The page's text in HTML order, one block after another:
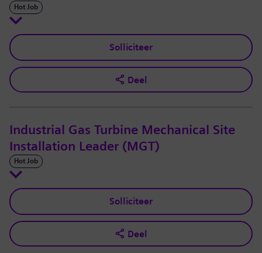
Hot Job
Solliciteer
Deel
Industrial Gas Turbine Mechanical Site
Installation Leader (MGT)
Hot Job
Solliciteer
Deel